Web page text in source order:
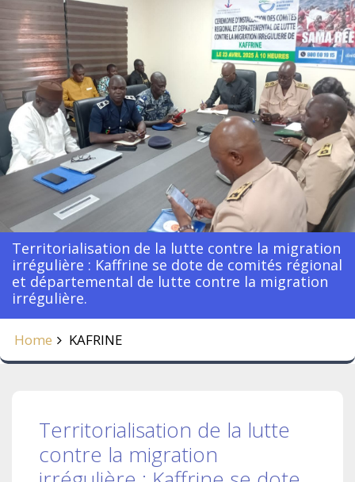
Territorialisation de la lutte contre la migration
irrégulière : Kaffrine se dote de comités régional
et départemental de lutte contre la migration
irrégulière.
Home KAFRINE
Territorialisation de la lutte
contre la migration